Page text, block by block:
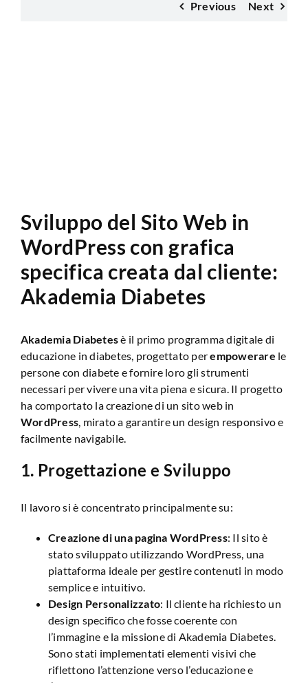
Previous Next
Sviluppo del Sito Web in
WordPress con grafica
specifica creata dal cliente:
Akademia Diabetes
Akademia Diabetesè il primo programma digitale di
educazione in diabetes, progettato perempowerare le
persone con diabete e fornire loro gli strumenti
necessari per vivere una vita piena e sicura. Il progetto
ha comportato la creazione di un sito web in
WordPress, mirato a garantire un design responsivo e
facilmente navigabile.
1. Progettazione e Sviluppo
Il lavoro si è concentrato principalmente su:
Creazione di una pagina WordPress: Il sito è
stato sviluppato utilizzando WordPress, una
piattaforma ideale per gestire contenuti in modo
semplice e intuitivo.
Design Personalizzato: Il cliente ha richiesto un
design specifico che fosse coerente con
l’immagine e la missione di Akademia Diabetes.
Sono stati implementati elementi visivi che
riflettono l’attenzione verso l’educazione e